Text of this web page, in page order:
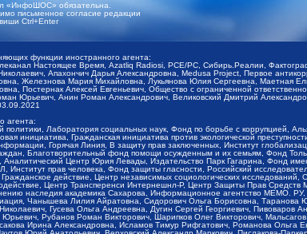
«ИнфоШОС» обязательна.
письменное согласие редакции
Ctrl+Enter
функции иностранного агента:
Настоящее Время, Azatliq Radiosi, PCE/PC, Сибирь.Реалии,
Апахончич Дарья Александровна, Medusa Project, Первое
Железнова Мария Михайловна, Лукьянова Юлия Сергеевна, Маетная
Постернак Алексей Евгеньевич, Общество с ограниченной
Юрьевич, Анин Роман Александрович, Великовский Дмитрий
агента:
политики, Лаборатория социальных наук, Фонд по борьбе с
инициатива, Гражданская инициатива против экологической
Горячая Линия, В защиту прав заключенных, Институт
Благотворительный фонд помощи осужденным и их семьям, Фонд
Центр Юрия Левады, Издательство Парк Гагарина, Фонд
прав человека, Фонд защиты гласности, Российский
действие, Центр независимых социологических
Центр Трансперенси Интернешнл-Р, Центр Защиты Прав
наследия академика Сахарова, Информационное агентство МЕМО.
Чанышева Лилия Айратовна, Сидорович Ольга Борисовна, Таранова
Гусева Ольга Андреевна, Дугин Сергей Георгиевич, Пивоваров
Рубанов Роман Викторович, Шарипков Олег Викторович,
Ирина Александровна, Исламов Тимур Рифгатович, Романова Ольга